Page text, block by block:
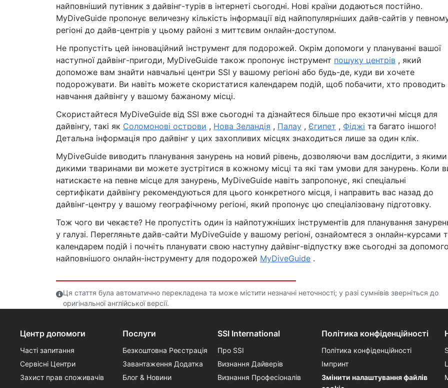
найповніший путівник з дайвінг-турів в інтернеті сьогодні. Нові країни додаються постійно.
MyDiveGuide пропонує величезну кількість інформації від найпопулярніших дайв-сайтів у
регіоні до дайв-центрів у цьому районі з миттєвим онлайн-доступом.
Не пропустіть цей інноваційний інструмент для подорожей. Окрім допомоги у плануванні вашої
наступної дайвінг-пригоди, MyDiveGuide також пропонує інструмент пошуку центрів, який
допоможе вам знайти навчальні центри SSI у вашому регіоні або будь-де, куди ви хочете
подорожувати. Ви навіть можете скористатися календарем подій, щоб побачити, хто проводить
навчання дайвінгу у вашому бажаному місці.
Скористайтеся MyDiveGuide від SSI вже сьогодні та дізнайтеся більше про екзотичні місця для
дайвінгу, такі як Соломонові острови , Нова Зеландія , Палау, Єгипет , Фіджі та багато іншого!
Детальна інформація про дайвінг у цих захопливих місцях знаходиться лише за один клік.
MyDiveGuide виводить планування занурень на новий рівень, дозволяючи вам дослідити, з якими
дикими тваринами ви можете зустрітися в кожному місці та які там умови для занурень. Коли
натискаєте на певне місце для занурень, MyDiveGuide навіть запропонує, які спеціальні
сертифікати дайвінгу рекомендуються для цього конкретного місця, і направить вас назад до
дайвінг-центру у вашому географічному регіоні, який пропонує цю спеціалізовану підготовку.
Тож чого ви чекаєте? Не пропустіть один із найпотужніших інструментів для планування
у галузі. Перегляньте дайв-сайти MyDiveGuide у вашому регіоні, ознайомтеся з онлайн-курсами
календарем подій і почніть планувати свою наступну дайвінг-відпустку вже сьогодні за
найповнішого онлайн-інструменту для подорожей MyDiveGuide.
Ця стаття була автоматично перекладена та може містити незначні неточності; у разі сумнівів зверніться до
оригінальної англійської версії.
Центр допомоги
Часті запитання
Сервісні Центри
Захист прав споживачів
Послуги
Безкоштовна Реєстрація
Завантаження Додатка
Блог & Новини
SSI International
Про SSI
Визнання Дайверів
Визнання Професіоналів
Політика конфіденційності
Політика конфіденційності
Імпринт
Змінити налаштування файлів